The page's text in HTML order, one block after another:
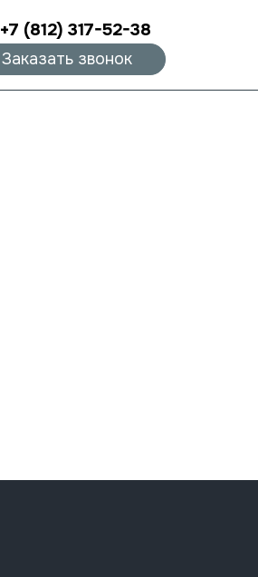
+7 (812) 317-52-38
Заказать звонок